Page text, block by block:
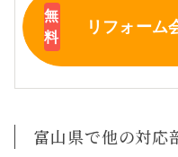
リフォーム
富山県で他の対応